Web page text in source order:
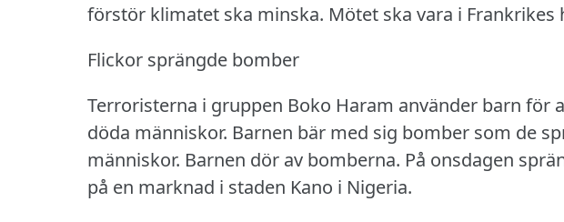
förstör klimatet ska minska. Mötet ska vara i Frankrikes
Flickor sprängde bomber
Terroristerna i gruppen Boko Haram använder barn för
döda människor. Barnen bär med sig bomber som de
människor. Barnen dör av bomberna. På onsdagen
på en marknad i staden Kano i Nigeria.